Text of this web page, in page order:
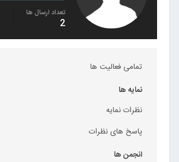
تعداد ارسال ها
2
تمامی فعالیت ها
نمایه ها
نظرات نمایه
پاسخ های نظرات
انجمن ها